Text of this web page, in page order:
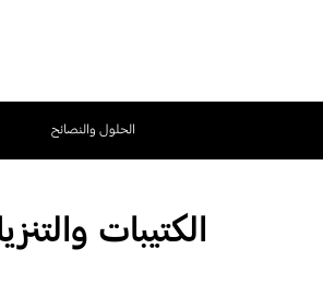
الحلول والنصائح
الكتيبات